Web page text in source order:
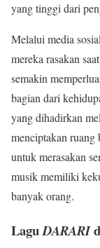
yang tinggi dari
Melalui media
mereka rasakan
semakin
bagian dari
yang dihadirkan
menciptakan ruang
untuk merasakan
musik memiliki
banyak orang.
LaguDARARI